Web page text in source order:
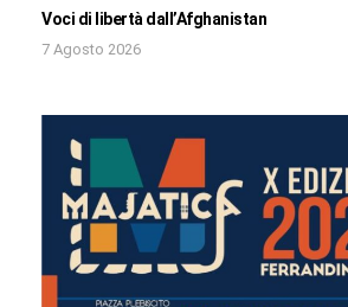
Voci di libertà dall’Afghanistan
7 Agosto 2026